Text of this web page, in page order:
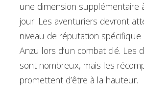
une dimension supplémentaire
jour. Les aventuriers devront
niveau de réputation spécifique
Anzu lors d’un combat clé. Les
sont nombreux, mais les
promettent d’être à la hauteur.